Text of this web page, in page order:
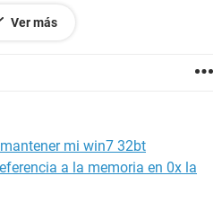
HACER?
DE 64 BITES YA QUE ESE
ECHO SOPORTA HASTA 192
SOPORTA LOS 64 BITES PERO
SOPORTE.
Ver más
mi win7 32bt
a la memoria en 0x la